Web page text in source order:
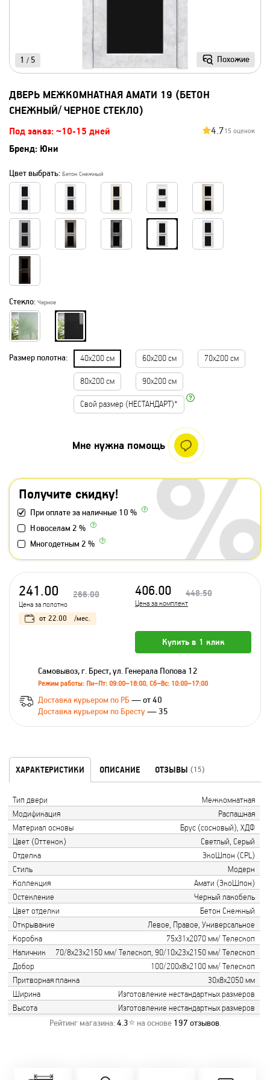
Похожие
1 / 5
ДВЕРЬ МЕЖКОМНАТНАЯ АМАТИ 19 (БЕТОН
СНЕЖНЫЙ/ ЧЕРНОЕ СТЕКЛО)
Под заказ: ~10-15 дней 4.715 оценок
Бренд: Юни
Цвет выбрать: Бетон Снежный
Стекло: Черное
Размер полотна: 40х200 см 60х200 см 70х200 см
80х200 см 90х200 см
Свой размер (НЕСТАНДАРТ)*
Получите скидку!
При оплате за наличные 10 %
Новоселам 2 %
Многодетным 2 %
Мне нужна помощь
241.00 266.00
Цена за полотно
406.00 448.50
Цена за комплект
от 22.00 /мес.
Купить в 1 клик
Самовывоз, г. Брест, ул. Генерала Попова 12
Режим работы: Пн–Пт: 09:00–18:00, Сб–Вс: 10:00–17:00
Доставка курьером по РБ — от 40
Доставка курьером по Бресту— 35
ХАРАКТЕРИСТИКИ ОПИСАНИЕ ОТЗЫВЫ (15)
Тип двери
Межкомнатная
Модификация
Распашная
Материал основы
Брус (сосновый), ХДФ
Цвет (Оттенок)
Светлый, Серый
Отделка
ЭкоШпон (CPL)
Стиль
Модерн
Коллекция
Амати (ЭкоШпон)
Остекление
Черный лакобель
Цвет отделки
Бетон Снежный
Открывание
Левое, Правое, Универсальное
Коробка
75х31х2070 мм/ Телескоп
Наличник
70/8х23х2150 мм/ Телескоп, 90/10х23х2150 мм/ Телескоп
Добор
100/200х8х2100 мм/ Телескоп
Притворная планка
30х8х2050 мм
Ширина
Изготовление нестандартных размеров
Высота
Изготовление нестандартных размеров
Рейтинг магазина:4.3⭐ на основе 197 отзывов.
Замер бесплатно!